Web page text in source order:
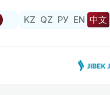
KZ QZ РУ EN 中文